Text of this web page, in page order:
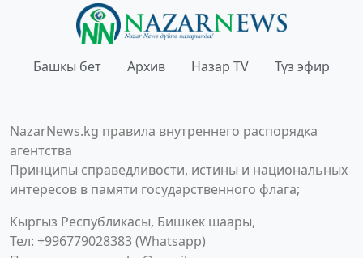
Башкы бет Архив Назар TV Түз эфир
NazarNews.kg правила внутреннего распорядка
агентства
Принципы справедливости, истины и национальных
интересов в памяти государственного флага;
Кыргыз Республикасы, Бишкек шаары,
Тел: +996779028383 (Whatsapp)